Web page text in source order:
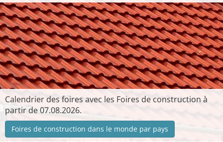
Calendrier des foires avec les Foires de construction à
partir de 07.08.2026.
Foires de construction dans le monde par pays